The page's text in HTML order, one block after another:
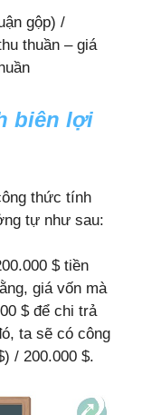
gộp) /
thuần – giá
biên lợi
thức tính
tự như sau:
$ tiền
giá vốn mà
$ để chi trả
ta sẽ có công
/ 200.000 $.